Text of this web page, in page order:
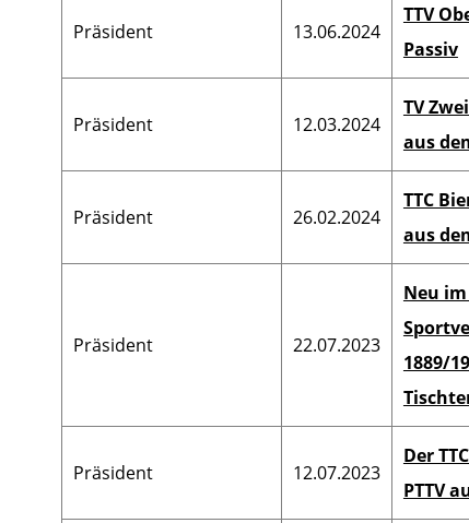
Präsident 13.06.2024
TTV
Passiv
Präsident 12.03.2024
TV
aus
Präsident 26.02.2024
TTC
aus
Präsident 22.07.2023
Neu im
1889/
Präsident 12.07.2023
Der
PTTV